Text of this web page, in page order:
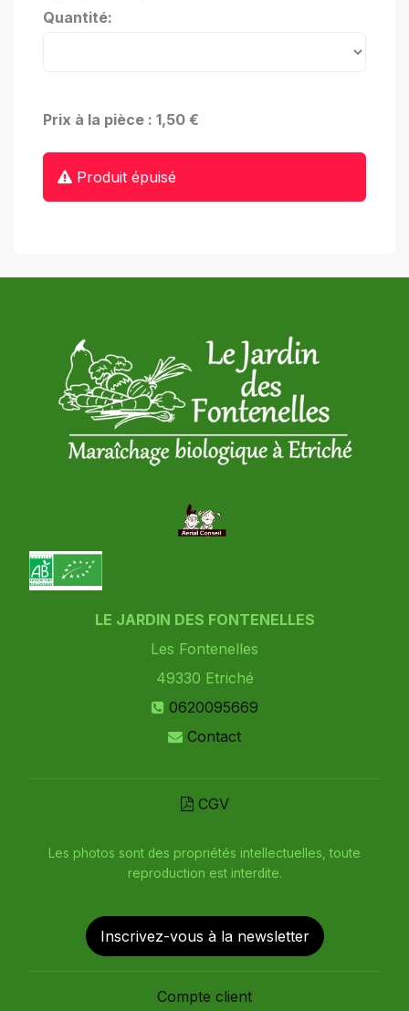
Quantité:
Prix à la pièce : 1,50 €
Produit épuisé
LE JARDIN DES FONTENELLES
Les Fontenelles
49330 Etriché
0620095669
Contact
CGV
Les photos sont des propriétés intellectuelles, toute
reproduction est interdite.
Inscrivez-vous à la newsletter
Compte client